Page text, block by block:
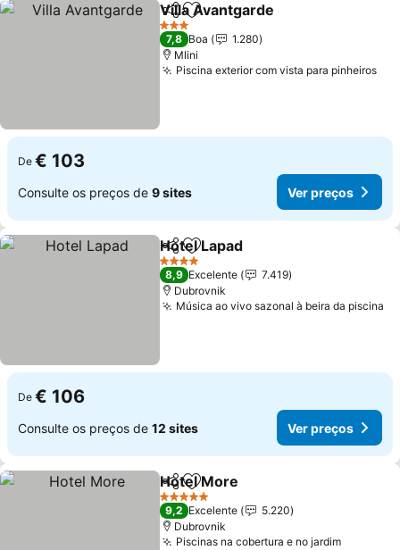
PartilharAdicionar aos favoritos
Villa Avantgarde
3 Estrelas
7,8 Boa
1.280
Mlini
Piscina exterior com vista para pinheiros
De € 103
Consulte os preços de 9 sites Ver preços
PartilharAdicionar aos favoritos
Hotel Lapad
4 Estrelas
8,9 Excelente
7.419
Dubrovnik
Música ao vivo sazonal à beira da piscina
De € 106
Consulte os preços de 12 sites Ver preços
PartilharAdicionar aos favoritos
Hotel More
5 Estrelas
9,2 Excelente
5.220
Dubrovnik
Piscinas na cobertura e no jardim